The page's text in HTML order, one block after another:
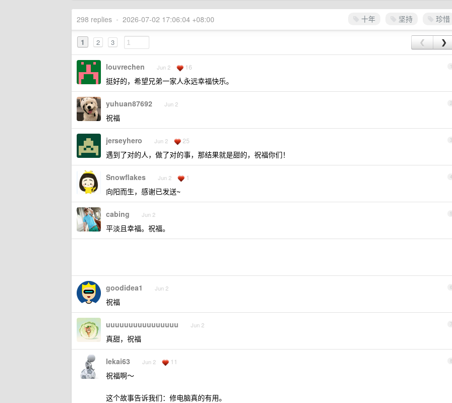
十年 坚持 珍惜
298 replies • 2026-07-02 17:06:04 +08:00
1 2 3 ❮ ❯
1
louvrechen Jun 2 16
挺好的，希望兄弟一家人永远幸福快乐。
2
yuhuan87692 Jun 2
祝福
3
jerseyhero Jun 2 25
遇到了对的人，做了对的事，那结果就是甜的，祝福你们！
4
Snowflakes Jun 2 1
向阳而生，感谢已发送~
5
cabing Jun 2
平淡且幸福。祝福。
6
goodidea1 Jun 2
祝福
7
uuuuuuuuuuuuuuuu Jun 2
真甜，祝福
8
lekai63 Jun 2 11
祝福啊～
这个故事告诉我们：修电脑真的有用。